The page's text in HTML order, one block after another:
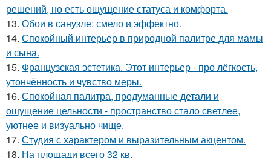
решений, но есть ощущение статуса и комфорта.
13. Обои в санузле: смело и эффектно.
14. Спокойный интерьер в природной палитре для мамы
и сына.
15. Французская эстетика. Этот интерьер - про лёгкость,
утончённость и чувство меры.
16. Спокойная палитра, продуманные детали и
ощущение цельности - пространство стало светлее,
уютнее и визуально чище.
17. Студия с характером и выразительным акцентом.
18. На площади всего 32 кв.